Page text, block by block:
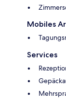
Mobiles
Services